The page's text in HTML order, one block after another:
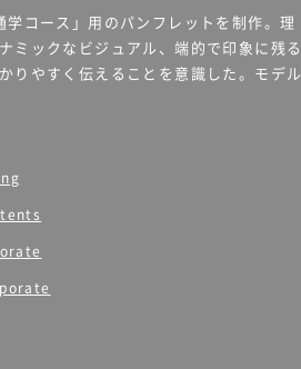
コース」用のパンフレットを制作。理
ミックなビジュアル、端的で印象に残る
りやすく伝えることを意識した。モデル